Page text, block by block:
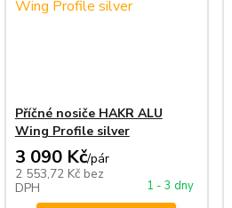
Příčné nosiče HAKR ALU
Wing Profile silver
3 090 Kč/pár
2 553,72 Kč bez
DPH
1 - 3 dny